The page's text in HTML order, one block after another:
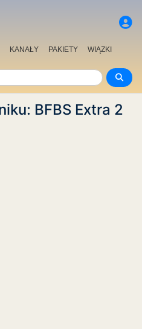
KANAŁY PAKIETY
WIĄZKI
BFBS Extra 2